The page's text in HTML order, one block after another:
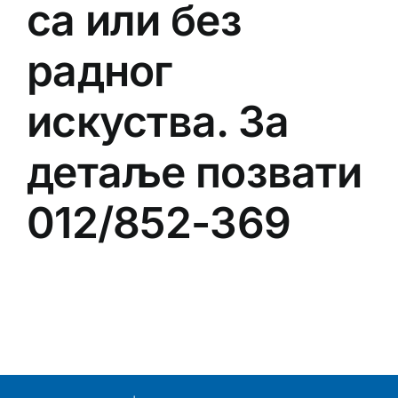
са или без
радног
искуства. За
детаље позвати
012/852-369